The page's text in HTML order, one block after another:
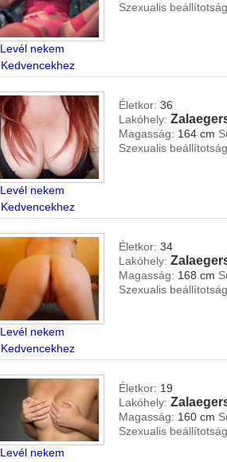
Levél nekem
Kedvencekhez
Szexualis
Levél nekem
Kedvencekhez
Életkor: 36
Lakóhely:
Magasság: 164 cm
Szexualis
Levél nekem
Kedvencekhez
Életkor: 34
Lakóhely:
Magasság: 168 cm
Szexualis
Levél nekem
Életkor: 19
Lakóhely:
Magasság: 160 cm
Szexualis